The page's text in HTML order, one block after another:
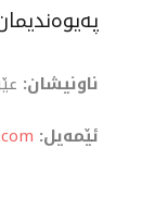
ناونیشان:
ئێمەیل: